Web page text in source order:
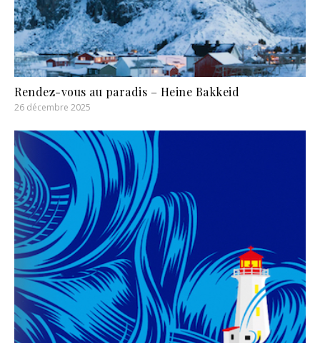
Rendez-vous au paradis – Heine Bakkeid
26 décembre 2025